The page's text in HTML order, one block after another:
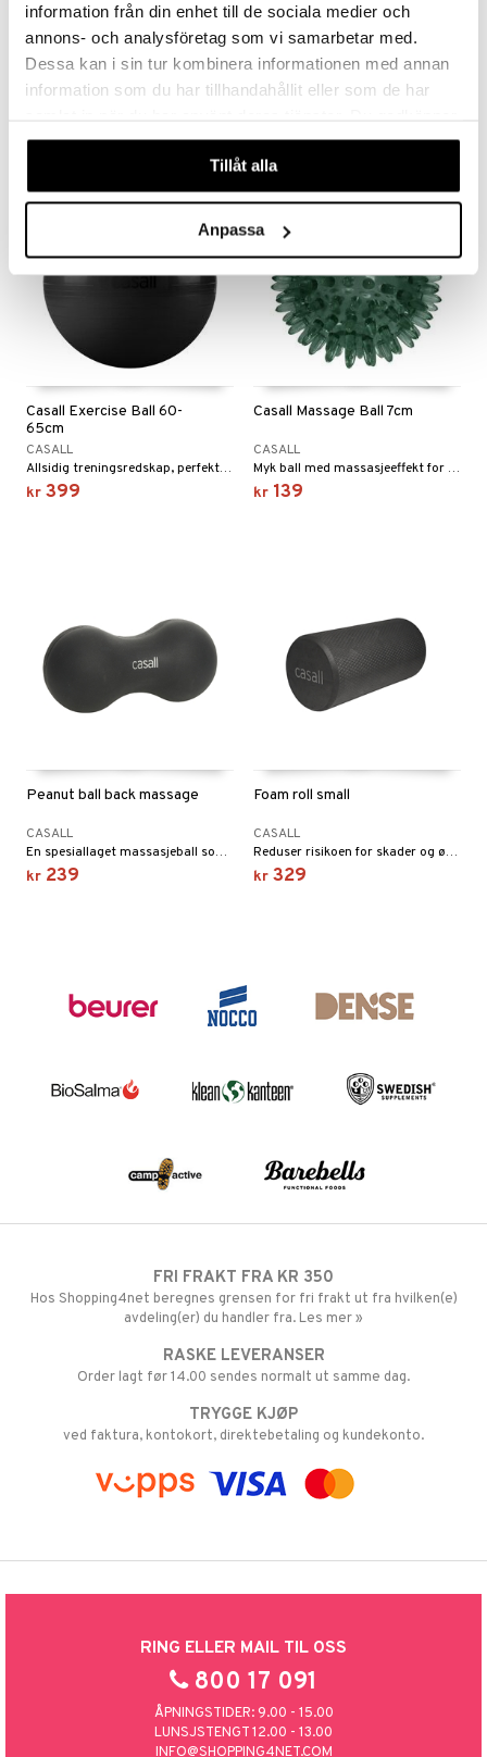
information från din enhet till de sociala medier och
annons- och analysföretag som vi samarbetar med.
Dessa kan i sin tur kombinera informationen med annan
information som du har tillhandahållit eller som de har
våra cookies vid fortsatt användande av vår webbplats.
Tillåt alla
Anpassa
Casall Pressure Point Ball
CASALL
Pressure point ball er en massasjeball som når de dypeste muskelvevene. Brukes som oppvarming før trening eller til restitusjon.
Casall Intense Foam Roller
CASALL
Casall Exercise Ball 60-
65cm
CASALL
Allsidig treningsredskap, perfekt for styrketrening for hele kroppen. For deg under 175 cm.
kr 399
Casall Massage Ball 7cm
CASALL
Myk ball med massasjeeffekt for trening av blant annet mage og rygg.
kr 139
Peanut ball back massage
CASALL
En spesiallaget massasjeball som hjelper deg med å nå de dypeste muskelvevene, spesielt langs ryggraden.
kr 239
Foam roll small
CASALL
Reduser risikoen for skader og øk bevegeligheten. For oppvarming og restitusjon. Lengde 31 cm.
kr 329
FRI FRAKT FRA KR 350
Hos Shopping4net beregnes grensen for fri frakt ut fra hvilken(e)
avdeling(er) du handler fra. Les mer »
RASKE LEVERANSER
Order lagt før 14.00 sendes normalt ut samme dag.
TRYGGE KJØP
ved faktura, kontokort, direktebetaling og kundekonto.
RING ELLER MAIL TIL OSS
800 17 091
ÅPNINGSTIDER: 9.00 - 15.00
LUNSJSTENGT 12.00 - 13.00
INFO@SHOPPING4NET.COM